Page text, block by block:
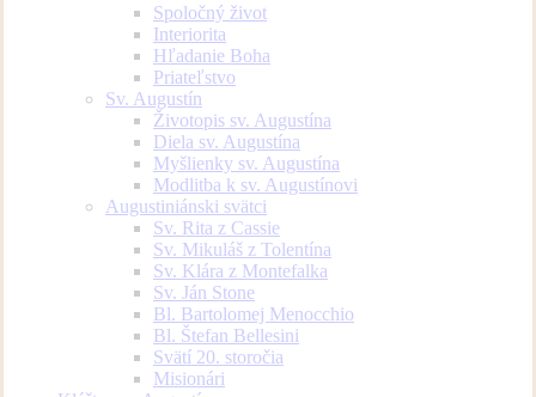
Spoločný život
Interiorita
Hľadanie Boha
Priateľstvo
Sv. Augustín
Životopis sv. Augustína
Diela sv. Augustína
Myšlienky sv. Augustína
Modlitba k sv. Augustínovi
Augustiniánski svätci
Sv. Rita z Cassie
Sv. Mikuláš z Tolentína
Sv. Klára z Montefalka
Sv. Ján Stone
Bl. Bartolomej Menocchio
Bl. Štefan Bellesini
Svätí 20. storočia
Misionári